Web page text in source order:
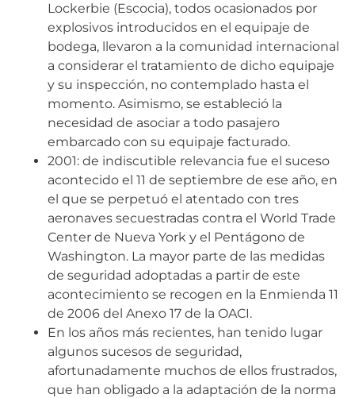
Lockerbie (Escocia), todos ocasionados por
explosivos introducidos en el equipaje de
bodega, llevaron a la comunidad internacional
a considerar el tratamiento de dicho equipaje
y su inspección, no contemplado hasta el
momento. Asimismo, se estableció la
necesidad de asociar a todo pasajero
embarcado con su equipaje facturado.
2001: de indiscutible relevancia fue el suceso
acontecido el 11 de septiembre de ese año, en
el que se perpetuó el atentado con tres
aeronaves secuestradas contra el World Trade
Center de Nueva York y el Pentágono de
Washington. La mayor parte de las medidas
de seguridad adoptadas a partir de este
acontecimiento se recogen en la Enmienda 11
de 2006 del Anexo 17 de la OACI.
En los años más recientes, han tenido lugar
algunos sucesos de seguridad,
afortunadamente muchos de ellos frustrados,
que han obligado a la adaptación de la norma